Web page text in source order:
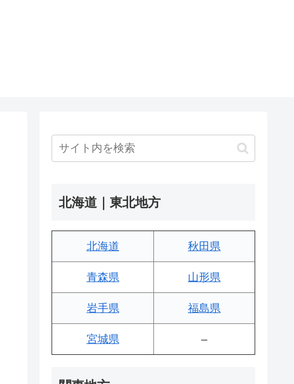
北海道｜東北地方
北海道 秋田県
青森県 山形県
岩手県 福島県
宮城県 –